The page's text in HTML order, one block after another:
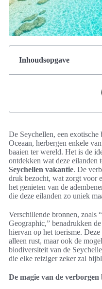
Inhoudsopgave
De Seychellen, een
Oceaan, herbergen enkele
baaien ter wereld. Het is de
ontdekken wat deze eilanden
Seychellen vakantie. De
druk bezocht, wat zorgt voor
het genieten van de
die deze eilanden zo uniek
Verschillende bronnen, zoals
Geographic,” benadrukken
hiervan op het toerisme.
alleen rust, maar ook de
biodiversiteit van de
die elke reiziger zeker zal
De magie van de verborgen